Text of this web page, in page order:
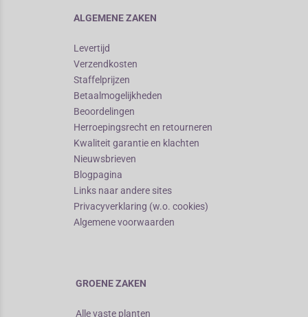
ALGEMENE ZAKEN
Levertijd
Verzendkosten
Staffelprijzen
Betaalmogelijkheden
Beoordelingen
Herroepingsrecht en retourneren
Kwaliteit garantie en klachten
Nieuwsbrieven
Blogpagina
Links naar andere sites
Privacyverklaring (w.o. cookies)
Algemene voorwaarden
GROENE ZAKEN
Alle vaste planten